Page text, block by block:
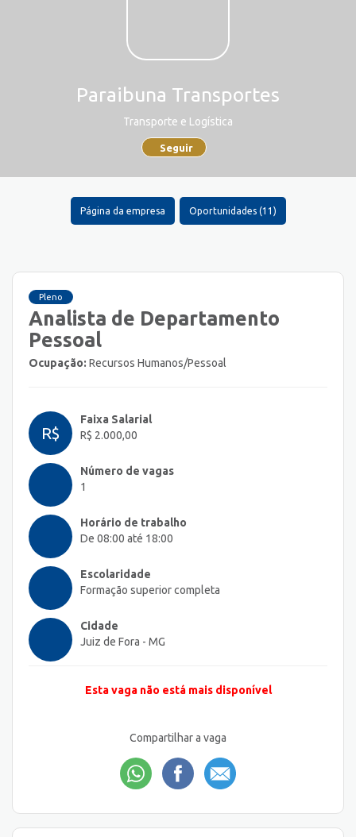
Paraibuna Transportes
Transporte e Logística
Seguir
Página da empresa Oportunidades (11)
Pleno
Analista de Departamento
Pessoal
Ocupação: Recursos Humanos/Pessoal
R$
Faixa Salarial
R$ 2.000,00
Número de vagas
1
Horário de trabalho
De 08:00 até 18:00
Escolaridade
Formação superior completa
Cidade
Juiz de Fora - MG
Esta vaga não está mais disponível
Compartilhar a vaga